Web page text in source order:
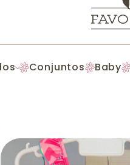
Conjuntos Baby